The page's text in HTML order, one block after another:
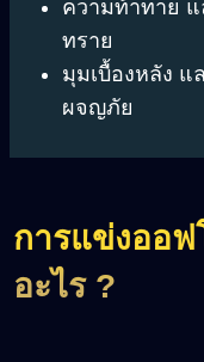
ความท้าทาย แ
ทราย
มุมเบื้องหลัง แ
ผจญภัย
การแข่งออฟ
อะไร ?